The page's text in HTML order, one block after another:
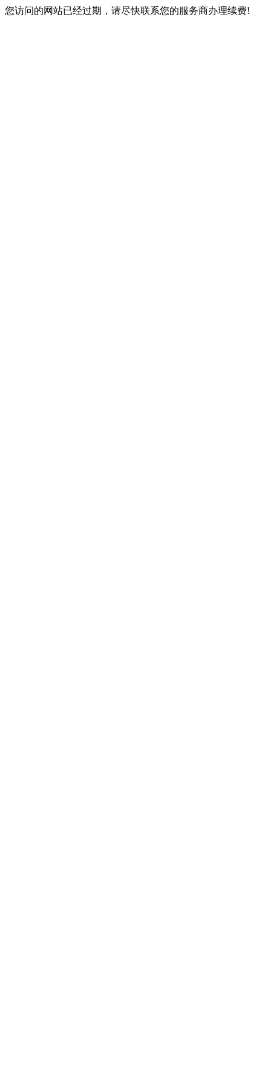
您访问的网站已经过期，请尽快联系您的服务商办理续费!